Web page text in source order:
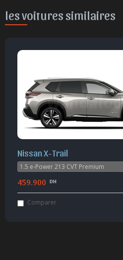
les voitures similaires
Nissan X-Trail
459.900 DH
Comparer